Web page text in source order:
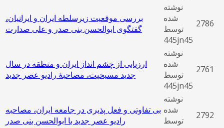
بررسی موقعیت زیرسلطه ایران و ایرانیان،
گفتگوی ابوالحسن بنی صدر و علی صدارت
نوشته
شده
توسط
445jn45
2786
ارزیابی از چشم انداز ایران و منطقه در سال
جدید مسیحیت، مصاحبۀ رادیو عصر جدید
نوشته
شده
توسط
445jn45
2761
بی تفاوتی و فعل پذیری در جامعه ایران، مصاحبه
رادیو عصر جدید با ابوالحسن بنی صدر
نوشته
شده
توسط
2792